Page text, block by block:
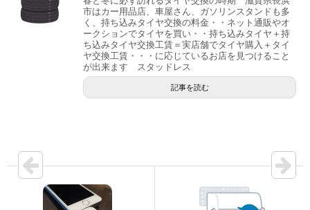
市はカー用品店、車屋さん、ガソリンスタンドも多
く、持ち込みタイヤ交換の料金・・ネット通販やオ
ークションでタイヤを買い・・持ち込みタイヤ＋持
ち込みタイヤ交換工賃＝実店舗でタイヤ購入＋タイ
ヤ交換工賃・・・に応じているお店を見つけること
が出来ます スタッドレス
記事を読む